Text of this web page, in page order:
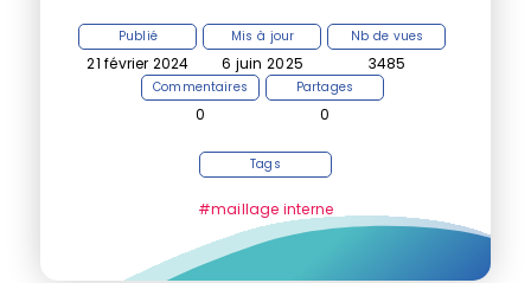
Publié
21 février 2024
Mis à jour
6 juin 2025
Nb de vues
3485
Commentaires
0
Partages
0
Tags
#maillage interne